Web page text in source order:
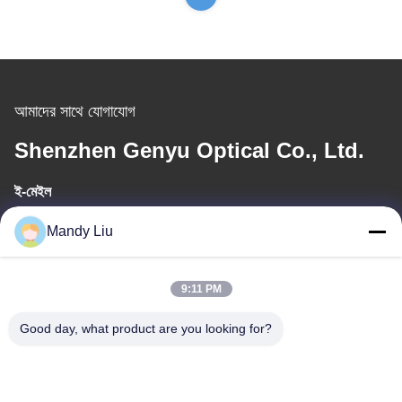
আমাদের সাথে যোগাযোগ
Shenzhen Genyu Optical Co., Ltd.
ই-মেইল
Tan@genyudisplay.com
আমাদের ঠিকানা
Mandy Liu
9:11 PM
Good day, what product are you looking for?